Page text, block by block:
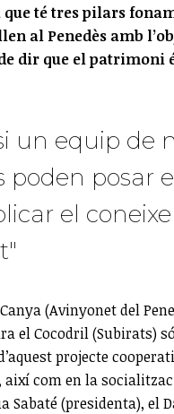
té tres pilars
al Penedès amb
dir que el patrimoni
un equip de
poden posar
el
(Avinyonet del
el Cocodril (Subirats)
projecte
així com en la
(presidenta), el